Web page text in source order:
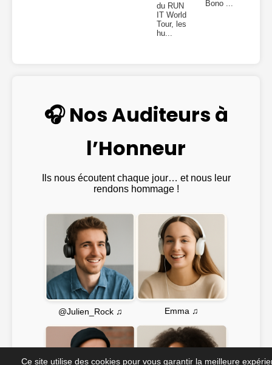
du RUN
IT World
Tour, les
hu...
Bono ...
🎧 Nos Auditeurs à
l’Honneur
Ils nous écoutent chaque jour… et nous leur
rendons hommage !
@Julien_Rock ♫ Emma ♫
Ce site utilise des cookies pour vous garantir la meilleure